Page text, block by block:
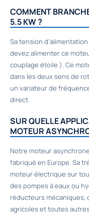
COMMENT
5.5 KW ?
Sa tension
devez alimenter ce
couplage étoile ). Ce
dans les deux sens de
un variateur de
direct.
SUR QUELLE
MOTEUR
Notre moteur
fabriqué en Europe. Sa
moteur électrique sur
des pompes à eaux ou
réducteurs mécaniques,
agricoles et toutes